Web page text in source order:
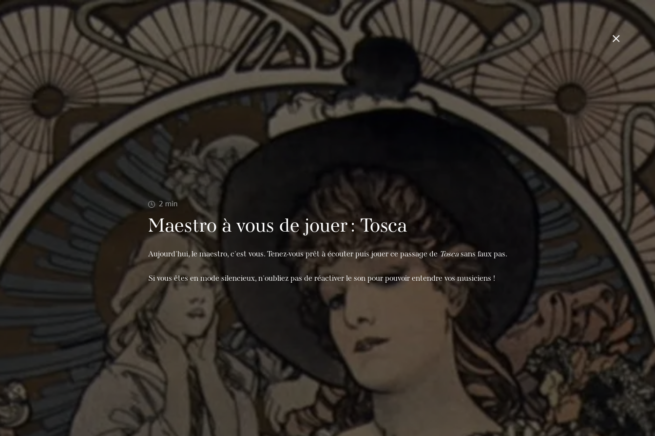
2 min
Maestro à vous de jouer : Tosca
Aujourd'hui, le maestro, c'est vous. Tenez-vous prêt à écouter puis jouer ce passage deToscasans faux pas.
Si vous êtes en mode silencieux, n'oubliez pas de réactiver le son pour pouvoir entendre vos musiciens !